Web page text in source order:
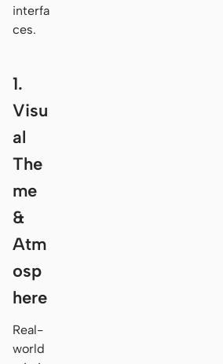
interfa
ces.
1.
Visu
al
The
me
&
Atm
osp
here
Real-
world